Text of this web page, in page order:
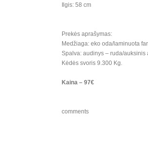
Ilgis: 58 cm
Prekės aprašymas:
Medžiaga: eko oda/laminuota
Spalva: audinys – ruda/auksinis
Kėdės svoris 9.300 Kg.
Kaina – 97€
comments